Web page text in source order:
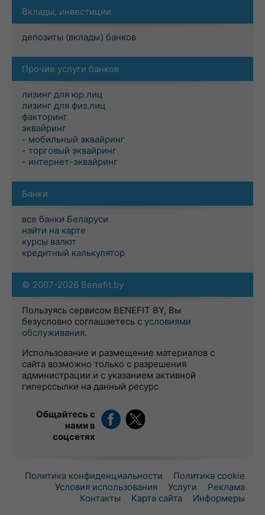
Вклады, инвестиции
депозиты (вклады) банков
Прочие услуги банков
лизинг для юр.лиц
лизинг для физ.лиц
факторинг
эквайринг
- мобильный эквайринг
- торговый эквайринг
- интернет-эквайринг
Банки
все банки Беларуси
найти на карте
курсы валют
кредитный калькулятор
© 2007-2026 Benefit.by
Пользуясь сервисом BENEFIT BY, Вы
безусловно соглашаетесь с условиями
обслуживания.
Использование и размещение материалов с
сайта возможно только с разрешения
администрации и с указанием активной
гиперссылки на данный ресурс
Общайтесь с
нами в
соцсетях
Политика конфиденциальности
Политика cookie
Условия использования
Услуги
Реклама
Контакты
Карта сайта Информеры